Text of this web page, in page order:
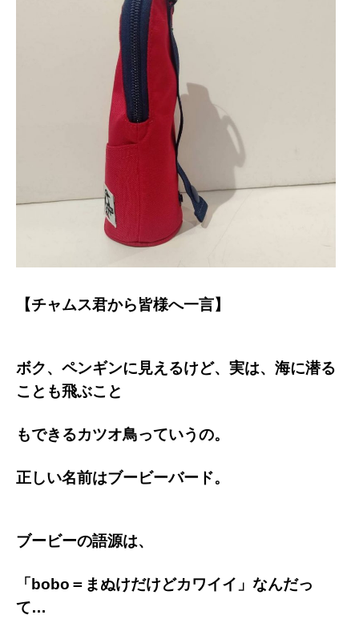
【チャムス君から皆様へ一言】
ボク、ペンギンに見えるけど、実は、海に潜る
ことも飛ぶこと
もできるカツオ鳥っていうの。
正しい名前はブービーバード。
ブービーの語源は、
「bobo＝まぬけだけどカワイイ」なんだっ
て…